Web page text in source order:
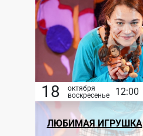
18
октября
воскресенье
12:00
ЛЮБИМАЯ ИГРУШКА